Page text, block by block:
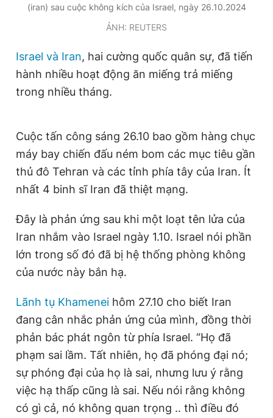
(iran) sau cuộc không kích của Israel, ngày 26.10.2024
ẢNH: REUTERS
Israel và Iran, hai cường quốc quân sự, đã tiến
hành nhiều hoạt động ăn miếng trả miếng
trong nhiều tháng.
Cuộc tấn công sáng 26.10 bao gồm hàng chục
máy bay chiến đấu ném bom các mục tiêu gần
thủ đô Tehran và các tỉnh phía tây của Iran. Ít
nhất 4 binh sĩ Iran đã thiệt mạng.
Đây là phản ứng sau khi một loạt tên lửa của
Iran nhắm vào Israel ngày 1.10. Israel nói phần
lớn trong số đó đã bị hệ thống phòng không
của nước này bắn hạ.
Lãnh tụ Khamenei hôm 27.10 cho biết Iran
đang cân nhắc phản ứng của mình, đồng thời
phản bác phát ngôn từ phía Israel. “Họ đã
phạm sai lầm. Tất nhiên, họ đã phóng đại nó;
sự phóng đại của họ là sai, nhưng lưu ý rằng
việc hạ thấp cũng là sai. Nếu nói rằng không
có gì cả, nó không quan trọng .. thì điều đó